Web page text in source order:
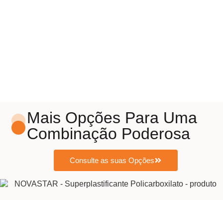
Mais Opções Para Uma
Combinação Poderosa
Consulte as suas Opções